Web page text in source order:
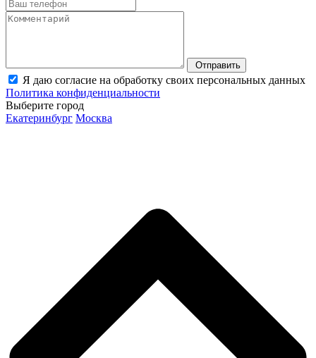
Отправить
Я даю согласие на обработку своих персональных данных
Политика конфиденциальности
Выберите город
Екатеринбург Москва